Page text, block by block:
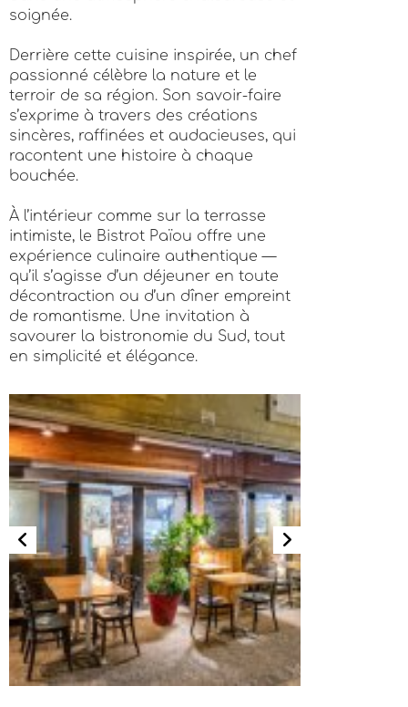
soignée.
Derrière cette cuisine inspirée, un chef
passionné célèbre la nature et le
terroir de sa région. Son savoir-faire
s’exprime à travers des créations
sincères, raffinées et audacieuses, qui
racontent une histoire à chaque
bouchée.
À l’intérieur comme sur la terrasse
intimiste, le Bistrot Païou offre une
expérience culinaire authentique —
qu’il s’agisse d’un déjeuner en toute
décontraction ou d’un dîner empreint
de romantisme. Une invitation à
savourer la bistronomie du Sud, tout
en simplicité et élégance.